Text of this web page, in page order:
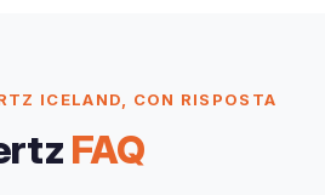
ICELAND, CON RISPOSTA
FAQ